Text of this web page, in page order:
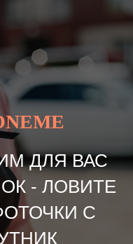
ДЛЯ ВАС
- ЛОВИТЕ
С